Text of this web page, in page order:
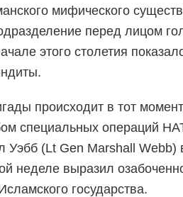
мифического
перед лицом
этого столетия
происходит в тот
специальных операций
Уэбб (Lt Gen Marshall Webb)
неделе выразил
государства.